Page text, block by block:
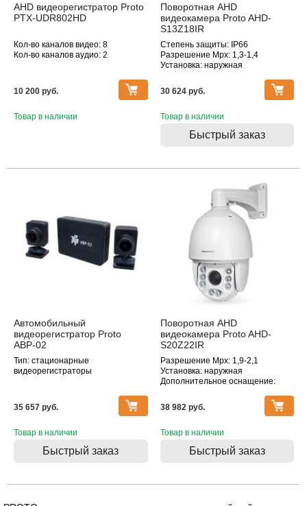
AHD видеорегистратор Proto
PTX-UDR802HD
Кол-во каналов видео: 8
Кол-во каналов аудио: 2
10 200 pуб.
Товар в наличии
Поворотная AHD
видеокамера Proto AHD-
S13Z18IR
Степень защиты: IP66
Разрешение Mpx: 1,3-1,4
Установка: наружная
подсветка, оптическое
Объектив (фокусное расстояние,
30 624 pуб.
Товар в наличии
Быстрый заказ
Автомобильный
видеорегистратор Proto
АВР-02
Тип: стационарные
видеорегистраторы
35 657 pуб.
Товар в наличии
Быстрый заказ
Поворотная AHD
видеокамера Proto AHD-
S20Z22IR
Разрешение Mpx: 1,9-2,1
Установка: наружная
Дополнительное оснащение:
увеличение
мм): 2.8
38 982 pуб.
Товар в наличии
Быстрый заказ